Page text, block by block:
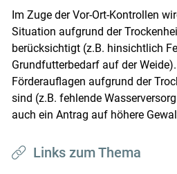
Im Zuge der Vor-Ort-Kontrollen
Situation aufgrund der
berücksichtigt (z.B. hinsichtlich
Grundfutterbedarf auf der
Förderauflagen aufgrund der
sind (z.B. fehlende
auch ein Antrag auf höhere
Links zum Thema